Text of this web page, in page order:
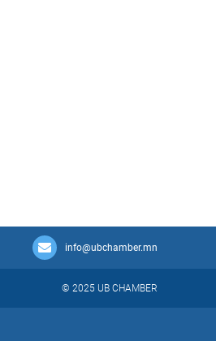
info@ubchamber.mn
© 2025 UB CHAMBER